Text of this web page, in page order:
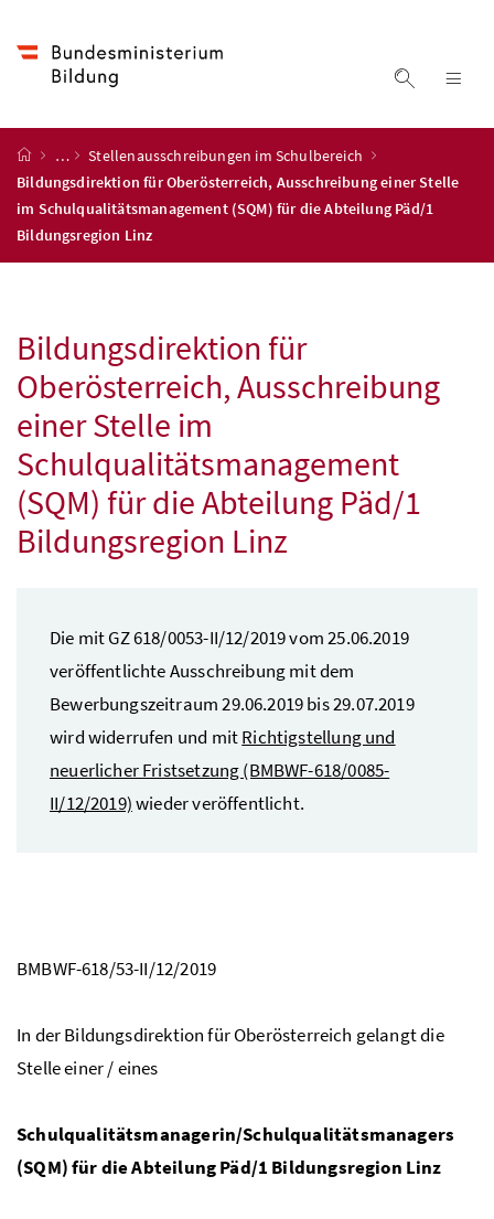
Suche
Startseite
…
Stellenausschreibungen im Schulbereich
Bildungsdirektion für Oberösterreich, Ausschreibung einer Stelle
im Schulqualitätsmanagement (SQM) für die Abteilung Päd/1
Bildungsregion Linz
Bildungsdirektion für
Oberösterreich, Ausschreibung
einer Stelle im
Schulqualitätsmanagement
(SQM) für die Abteilung Päd/1
Bildungsregion Linz
Die mit GZ 618/0053-II/12/2019 vom 25.06.2019
veröffentlichte Ausschreibung mit dem
Bewerbungszeitraum 29.06.2019 bis 29.07.2019
wird widerrufen und mitRichtigstellung und
neuerlicher Fristsetzung (BMBWF-618/0085-
II/12/2019)wieder veröffentlicht.
BMBWF-618/53-II/12/2019
In der Bildungsdirektion für Oberösterreich gelangt die
Stelle einer / eines
Schulqualitätsmanagerin/Schulqualitätsmanagers
(SQM) für die Abteilung Päd/1 Bildungsregion Linz